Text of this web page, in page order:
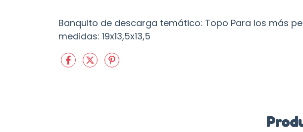
Banquito de descarga temático: Topo Para los más
medidas: 19x13,5x13,5